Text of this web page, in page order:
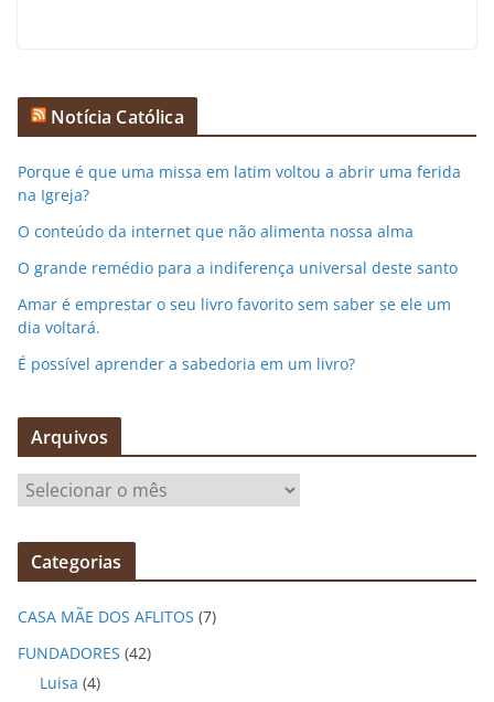
Notícia Católica
Porque é que uma missa em latim voltou a abrir uma ferida
na Igreja?
O conteúdo da internet que não alimenta nossa alma
O grande remédio para a indiferença universal deste santo
Amar é emprestar o seu livro favorito sem saber se ele um
dia voltará.
É possível aprender a sabedoria em um livro?
Arquivos
q
v
o
Categorias
CASA MÃE DOS AFLITOS (7)
FUNDADORES (42)
Luisa (4)